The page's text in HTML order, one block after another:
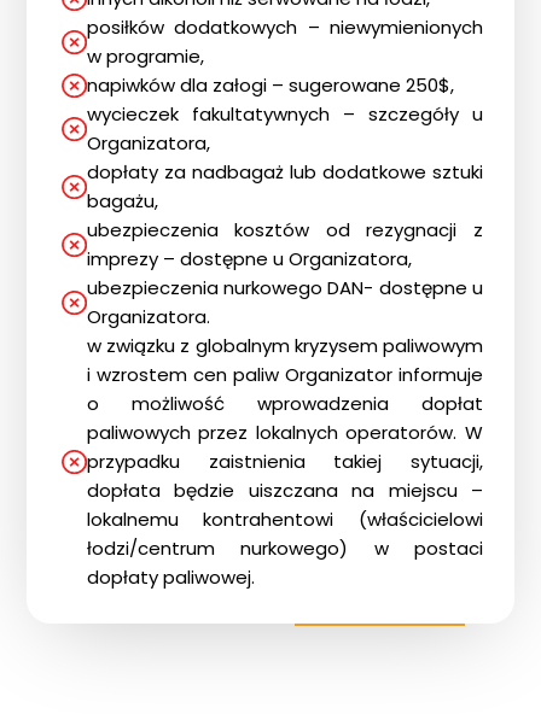
Blog
Kontakt
posiłków dodatkowych – niewymienionych
w programie,
napiwków dla załogi – sugerowane 250$,
wycieczek fakultatywnych – szczegóły u
Organizatora,
dopłaty za nadbagaż lub dodatkowe sztuki
bagażu,
ubezpieczenia kosztów od rezygnacji z
imprezy – dostępne u Organizatora,
ubezpieczenia nurkowego DAN- dostępne u
Organizatora.
w związku z globalnym kryzysem paliwowym
i wzrostem cen paliw Organizator informuje
o możliwość wprowadzenia dopłat
paliwowych przez lokalnych operatorów. W
przypadku zaistnienia takiej sytuacji,
dopłata będzie uiszczana na miejscu –
lokalnemu kontrahentowi (właścicielowi
łodzi/centrum nurkowego) w postaci
dopłaty paliwowej.